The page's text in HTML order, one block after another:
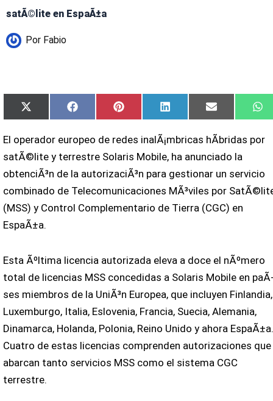
satÃ©lite en EspaÃ±a
Por Fabio
Compartir
en
X
(Twitter)
Compartir
en
FacebookCompartir
en
Pinterest Compartir
en
LinkedIn
Compartir
en
Email
en
El operador europeo de redes inalÃ¡mbricas hÃ­bridas por
satÃ©lite y terrestre Solaris Mobile, ha anunciado la
obtenciÃ³n de la autorizaciÃ³n para gestionar un servicio
combinado de Telecomunicaciones MÃ³viles por
(MSS) y Control Complementario de Tierra (CGC) en
EspaÃ±a.
Esta Ãºltima licencia autorizada eleva a doce el nÃºmero
total de licencias MSS concedidas a Solaris Mobile en
ses miembros de la UniÃ³n Europea, que incluyen Finlandia,
Luxemburgo, Italia, Eslovenia, Francia, Suecia, Alemania,
Dinamarca, Holanda, Polonia, Reino Unido y ahora EspaÃ±a.
Cuatro de estas licencias comprenden autorizaciones que
abarcan tanto servicios MSS como el sistema CGC
terrestre.